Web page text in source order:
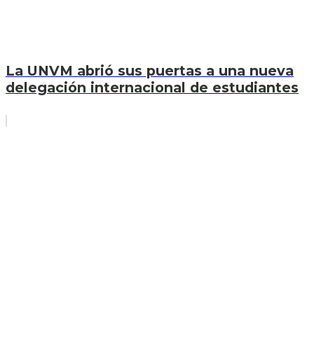
La UNVM abrió sus puertas a una nueva
delegación internacional de estudiantes